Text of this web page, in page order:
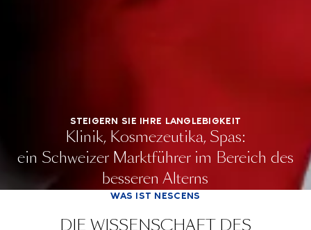
STEIGERN SIE IHRE LANGLEBIGKEIT
Klinik, Kosmezeutika, Spas:
ein Schweizer Marktführer im Bereich des
besseren Alterns
WAS IST NESCENS
DIE WISSENSCHAFT DES